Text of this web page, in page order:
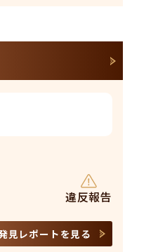
違反報告
見レポートを見る